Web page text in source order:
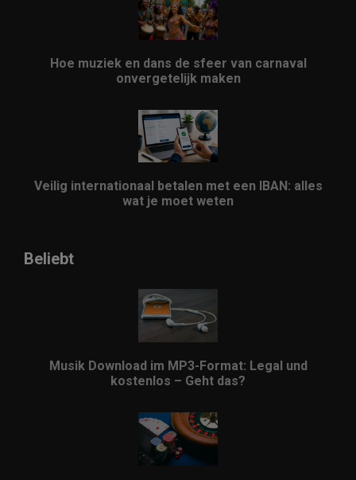
Hoe muziek en dans de sfeer van carnaval
onvergetelijk maken
Veilig internationaal betalen met een IBAN: alles
wat je moet weten
Beliebt
Musik Download im MP3-Format: Legal und
kostenlos – Geht das?